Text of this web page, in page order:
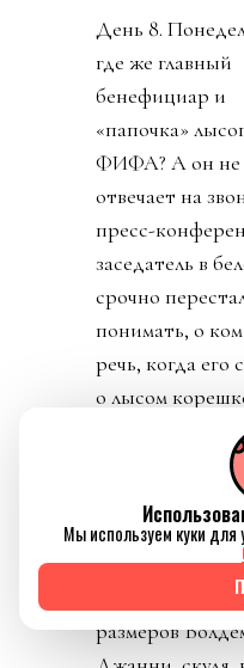
День 8.
где же главный
бенефициар и
«папочка»
ФИФА? А он не
отвечает на
пресс-
заседатель в
срочно
понимать, о
речь, когда его
о лысом
Картинно
дон заявил, что
Инфантино.
благословения
размеров
Мы используем куки